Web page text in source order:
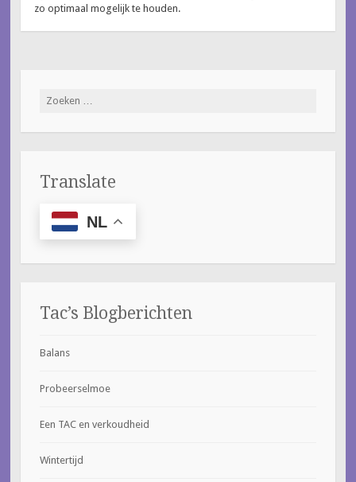
zo optimaal mogelijk te houden.
Zoeken
Translate
NL
Tac’s Blogberichten
Balans
Probeerselmoe
Een TAC en verkoudheid
Wintertijd